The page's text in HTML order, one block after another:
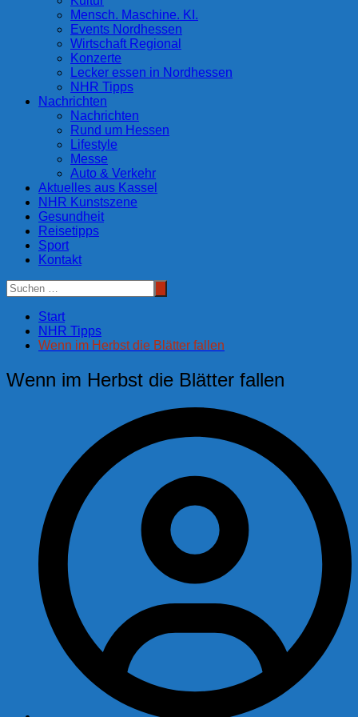
Mensch. Maschine. KI.
Events Nordhessen
Wirtschaft Regional
Konzerte
Lecker essen in Nordhessen
NHR Tipps
Nachrichten
Nachrichten
Rund um Hessen
Lifestyle
Messe
Auto & Verkehr
Aktuelles aus Kassel
NHR Kunstszene
Gesundheit
Reisetipps
Sport
Kontakt
Start
NHR Tipps
Wenn im Herbst die Blätter fallen
Wenn im Herbst die Blätter fallen